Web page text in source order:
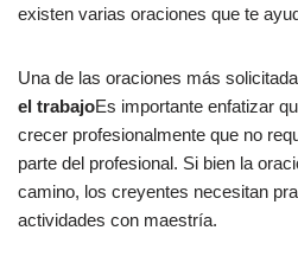
existen varias oraciones que te
Una de las oraciones más
el trabajoEs importante enfatizar
crecer profesionalmente que no
parte del profesional. Si bien la
camino, los creyentes necesitan
actividades con maestría.